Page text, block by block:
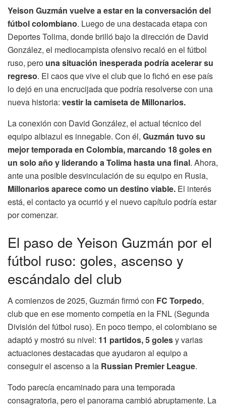
Yeison Guzmán vuelve a estar en la conversación del
fútbol colombiano. Luego de una destacada etapa con
Deportes Tolima, donde brilló bajo la dirección de David
González, el mediocampista ofensivo recaló en el fútbol
ruso, pero una situación inesperada podría acelerar su
regreso. El caos que vive el club que lo fichó en ese país
lo dejó en una encrucijada que podría resolverse con una
nueva historia: vestir la camiseta de Millonarios.
La conexión con David González, el actual técnico del
equipo albiazul es innegable. Con él, Guzmán tuvo su
mejor temporada en Colombia, marcando 18 goles en
un solo año y liderando a Tolima hasta una final. Ahora,
ante una posible desvinculación de su equipo en Rusia,
Millonarios aparece como un destino viable. El interés
está, el contacto ya ocurrió y el nuevo capítulo podría estar
por comenzar.
El paso de Yeison Guzmán por el
fútbol ruso: goles, ascenso y
escándalo del club
A comienzos de 2025, Guzmán firmó con FC Torpedo,
club que en ese momento competía en la FNL (Segunda
División del fútbol ruso). En poco tiempo, el colombiano se
adaptó y mostró su nivel: 11 partidos, 5 golesy varias
actuaciones destacadas que ayudaron al equipo a
conseguir el ascenso a la Russian Premier League.
Todo parecía encaminado para una temporada
consagratoria, pero el panorama cambió abruptamente. La